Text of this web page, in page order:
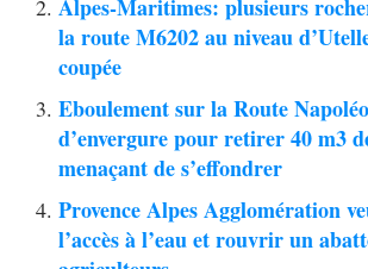
Alpes-Maritimes: plusieurs
la route M6202 au niveau
coupée
Eboulement sur la Route
d’envergure pour retirer 40 m3
menaçant de s’effondrer
Provence Alpes Agglomération
l’accès à l’eau et rouvrir un